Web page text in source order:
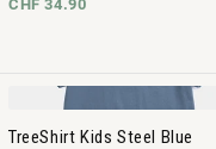
CHF 34.90
TreeShirt Kids Steel Blue